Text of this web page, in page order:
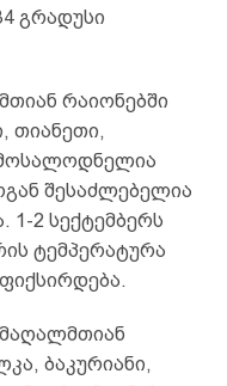
გრადუსი
რაიონებში
თიანეთი,
მოსალოდნელია
შესაძლებელია
1-2 სექტემბერს
ტემპერატურა
ბაკურიანი,